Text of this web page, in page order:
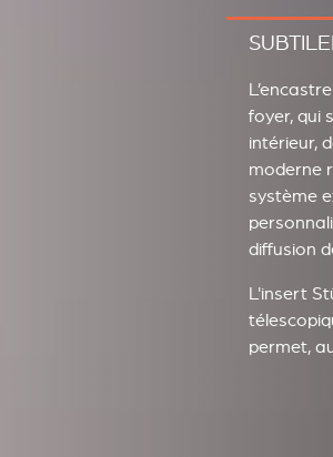
foyer, qui
intérieur,
moderne
système
diffusion
L'insert
permet,